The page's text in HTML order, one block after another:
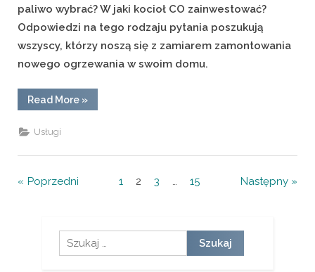
paliwo wybrać? W jaki kocioł CO zainwestować?
Odpowiedzi na tego rodzaju pytania poszukują
wszyscy, którzy noszą się z zamiarem zamontowania
nowego ogrzewania w swoim domu.
Read More“Olej
opałowy,
»
Usługi
Nawigacja
wpisach
Poprzedni 1 2 3 … 15 Następny
Szukaj: